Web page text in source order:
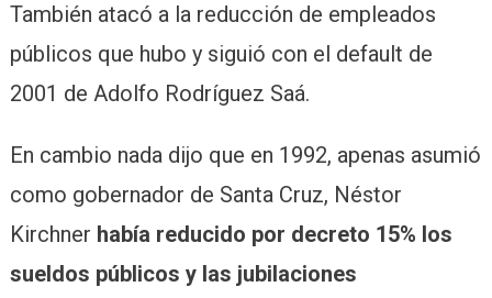
También atacó a la reducción de empleados
públicos que hubo y siguió con el default de
2001 de Adolfo Rodríguez Saá.
En cambio nada dijo que en 1992, apenas asumió
como gobernador de Santa Cruz, Néstor
Kirchner había reducido por decreto 15% los
sueldos públicos y las jubilaciones